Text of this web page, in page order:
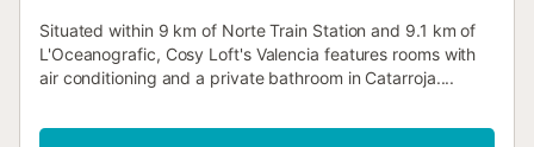
Situated within 9 km of Norte Train Station and 9.1 km of
L'Oceanografic, Cosy Loft's Valencia features rooms with
air conditioning and a private bathroom in Catarroja....